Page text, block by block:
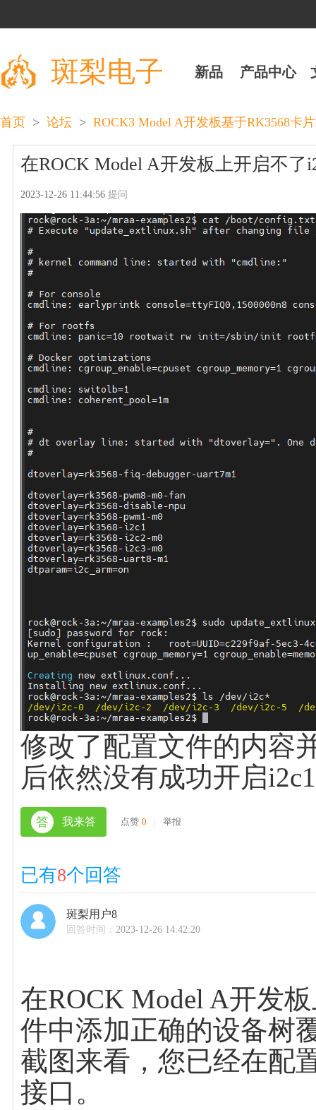
斑梨电子 新品 产品中心
首页 > 论坛 > ROCK3 Model A开发板基于RK3568卡
在ROCK Model A开发板上开启不
2023-12-26 11:44:56提问
修改了配置文件的内容
后依然没有成功开启
答 我来答 点赞 0 | 举报
已有8个回答
斑梨用户8
回答时间：2023-12-26 14:42:20
在ROCK Model A开发
件中添加正确的设备树
截图来看，您已经在配
接口。